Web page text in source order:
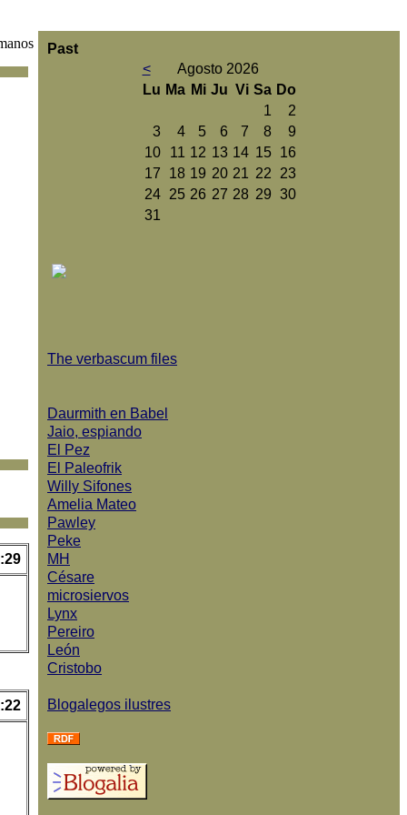
Past
<
Agosto 2026
Lu Ma Mi Ju Vi Sa Do
1
2
3
4 5 6 7 8
9
10
11 12 13 14 15
16
17
18 19 20 21 22
23
24
25 26 27 28 29 30
31
The verbascum files
Daurmith en Babel
Jaio, espiando
El Pez
El Paleofrik
Willy Sifones
Amelia Mateo
Pawley
Peke
MH
Césare
microsiervos
Lynx
Pereiro
León
Cristobo
Blogalegos ilustres